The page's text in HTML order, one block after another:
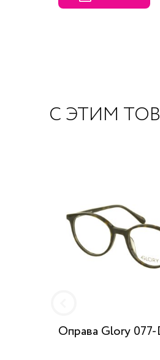
С ЭТИМ
Оправа Glory